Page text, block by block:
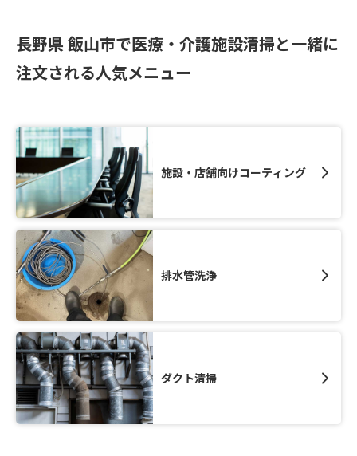
長野県 飯山市で医療・介護施設清掃と一緒に
注文される人気メニュー
施設・店舗向けコーティング
排水管洗浄
ダクト清掃